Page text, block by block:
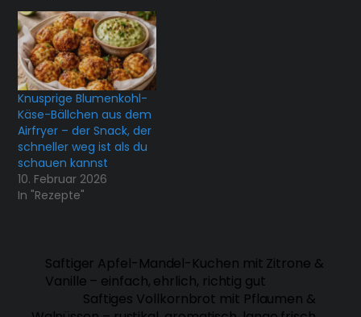
Knusprige Blumenkohl-
Käse-Bällchen aus dem
Airfryer – der Snack, der
schneller weg ist als du
schauen kannst
10. Februar 2026
In "Rezepte"
Saftiger Apfel-Mandel-Kuchen mit Zitrone &
Vanille – einfach, ehrlich, richtig gut
Saftiges Vollkornbrot mit Pflaumen &